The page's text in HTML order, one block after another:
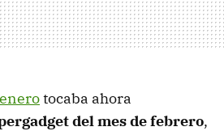
tocaba ahora
del mes de febrero,